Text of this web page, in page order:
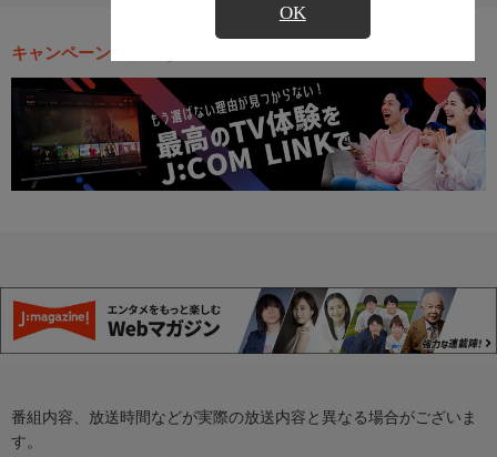
OK
キャンペーン・お得な情報
番組内容、放送時間などが実際の放送内容と異なる場合がございま
す。